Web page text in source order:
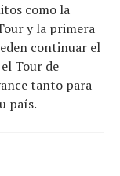
como la
y la primera
continuar el
Tour de
tanto para
país.